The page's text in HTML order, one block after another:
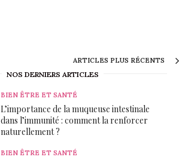
ARTICLES PLUS RÉCENTS
NOS DERNIERS ARTICLES
BIEN ÊTRE ET SANTÉ
L’importance de la muqueuse intestinale
dans l’immunité : comment la renforcer
naturellement ?
BIEN ÊTRE ET SANTÉ